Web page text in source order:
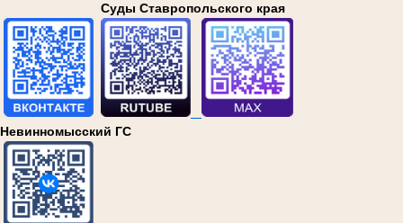
Суды Ставропольского края
Невинномысский ГС